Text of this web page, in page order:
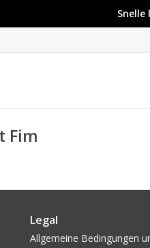
Fim
Legal
Allgemeine Bedingungen